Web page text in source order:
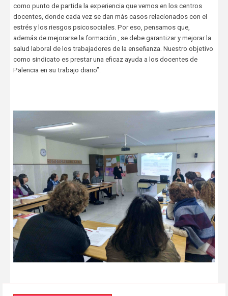
como punto de partida la experiencia que vemos en los centros
docentes, donde cada vez se dan más casos relacionados con el
estrés y los riesgos psicosociales. Por eso, pensamos que,
además de mejorarse la formación , se debe garantizar y mejorar la
salud laboral de los trabajadores de la enseñanza. Nuestro objetivo
como sindicato es prestar una eficaz ayuda a los docentes de
Palencia en su trabajo diario”.